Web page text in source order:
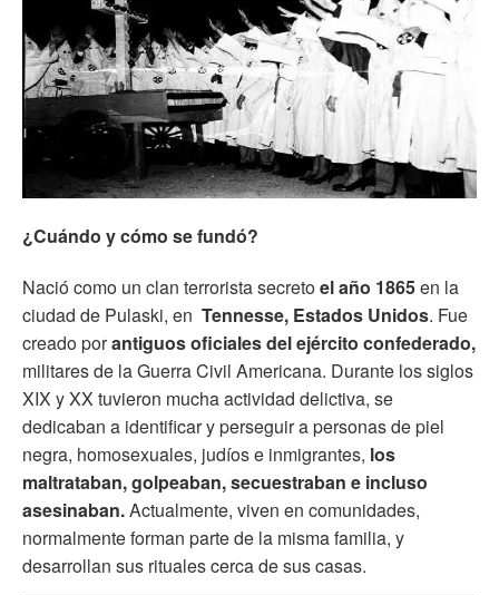
¿Cuándo y cómo se fundó?
Nació como un clan terrorista secretoel año 1865en la
ciudad de Pulaski, en Tennesse, Estados Unidos. Fue
creado porantiguos oficiales del ejército confederado,
militares de la Guerra Civil Americana. Durante los siglos
XIX y XX tuvieron mucha actividad delictiva, se
dedicaban a identificar y perseguir a personas de piel
negra, homosexuales, judíos e inmigrantes, los
maltrataban, golpeaban, secuestraban e incluso
asesinaban.Actualmente, viven en comunidades,
normalmente forman parte de la misma familia, y
desarrollan sus rituales cerca de sus casas.